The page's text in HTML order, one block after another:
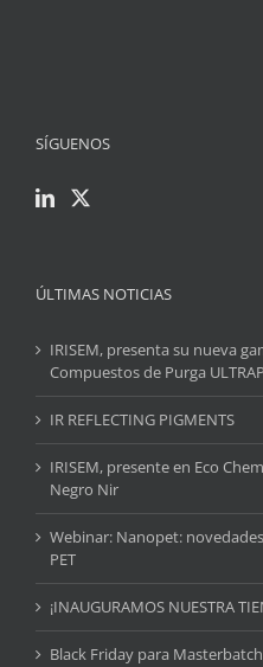
SÍGUENOS
ÚLTIMAS NOTICIAS
IRISEM, presenta su nueva
Compuestos de Purga
IR REFLECTING PIGMENTS
IRISEM, presente en Eco
Negro Nir
Webinar: Nanopet:
PET
¡INAUGURAMOS NUESTRA
Black Friday para